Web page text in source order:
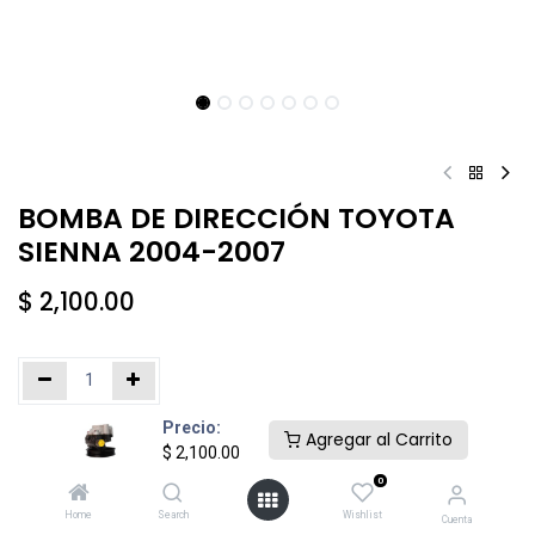
Precio:
$ 2,100.00
Agregar al Carrito
Home Search
0
Wishlist Cuenta
BOMBA DE DIRECCIÓN TOYOTA
SIENNA 2004-2007
$ 2,100.00
Añadir al carrito Comprar ahora
Agregar a la lista de deseos